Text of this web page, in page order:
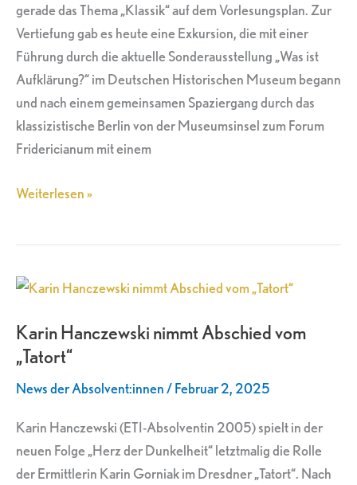
gerade das Thema „Klassik“ auf dem Vorlesungsplan. Zur
Vertiefung gab es heute eine Exkursion, die mit einer
Führung durch die aktuelle Sonderausstellung „Was ist
Aufklärung?“ im Deutschen Historischen Museum begann
und nach einem gemeinsamen Spaziergang durch das
klassizistische Berlin von der Museumsinsel zum Forum
Fridericianum mit einem
Weiterlesen »
Karin Hanczewski nimmt Abschied vom
„Tatort“
News der Absolvent:innen/Februar 2, 2025
Karin Hanczewski (ETI-Absolventin 2005) spielt in der
neuen Folge „Herz der Dunkelheit“ letztmalig die Rolle
der Ermittlerin Karin Gorniak im Dresdner „Tatort“. Nach
Karin
nimmt
Abschied